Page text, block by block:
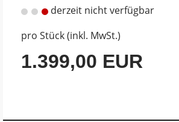
derzeit nicht verfügbar
pro Stück (inkl. MwSt.)
1.399,00 EUR